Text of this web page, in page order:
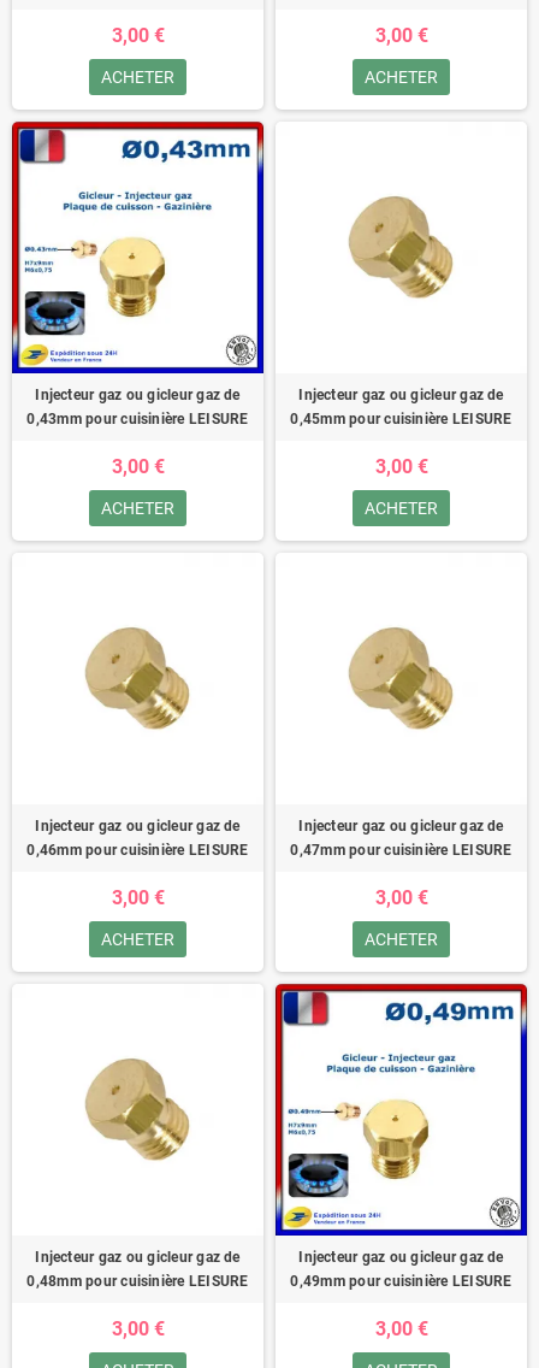
3,00 €
ACHETER
3,00 €
ACHETER
Injecteur gaz ou gicleur gaz de
0,43mm pour cuisinière LEISURE
3,00 €
ACHETER
Injecteur gaz ou gicleur gaz de
0,45mm pour cuisinière LEISURE
3,00 €
ACHETER
Injecteur gaz ou gicleur gaz de
0,46mm pour cuisinière LEISURE
3,00 €
ACHETER
Injecteur gaz ou gicleur gaz de
0,47mm pour cuisinière LEISURE
3,00 €
ACHETER
Injecteur gaz ou gicleur gaz de
0,48mm pour cuisinière LEISURE
3,00 €
Injecteur gaz ou gicleur gaz de
0,49mm pour cuisinière LEISURE
3,00 €